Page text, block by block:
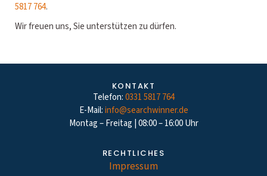
5817 764.
Wir freuen uns, Sie unterstützen zu dürfen.
KONTAKT
Telefon:0331 5817 764
E-Mail:info@searchwinner.de
Montag – Freitag | 08:00 – 16:00 Uhr
RECHTLICHES
Impressum